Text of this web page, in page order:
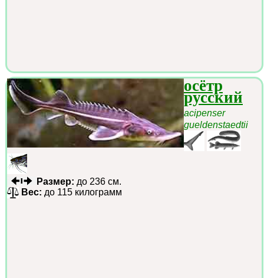
осётр
русский
acipenser
gueldenstaedtii
Размер: до 236 см.
Вес: до 115 килограмм